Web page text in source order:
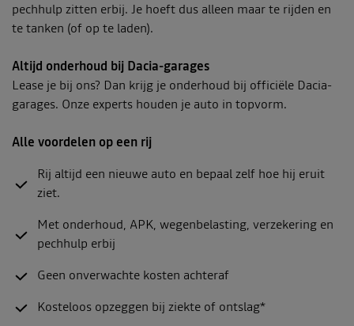
pechhulp zitten erbij. Je hoeft dus alleen maar te rijden en
te tanken (of op te laden).
Altijd onderhoud bij Dacia-garages
Lease je bij ons? Dan krijg je onderhoud bij officiële Dacia-
garages. Onze experts houden je auto in topvorm.
Alle voordelen op een rij
Rij altijd een nieuwe auto en bepaal zelf hoe hij eruit
ziet.
Met onderhoud, APK, wegenbelasting, verzekering en
pechhulp erbij
Geen onverwachte kosten achteraf
Kosteloos opzeggen bij ziekte of ontslag*